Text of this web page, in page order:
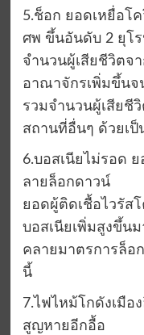
5.ช็อก ยอดเหยื่อโ
ศพ ขึ้นอันดับ 2 ยุโร
จำนวนผู้เสียชีวิตจ
อาณาจักรเพิ่มขึ้นจ
รวมจำนวนผู้เสียชี
สถานที่อื่นๆ ด้วยเป็
6.บอสเนียไม่รอด
ลายล็อกดาวน์
ยอดผู้ติดเชื้อไวรัส
บอสเนียเพิ่มสูงขึ้น
คลายมาตรการล็อ
นี้
7.ไฟไหม้โกดังเมื
สูญหายอีกอื้อ